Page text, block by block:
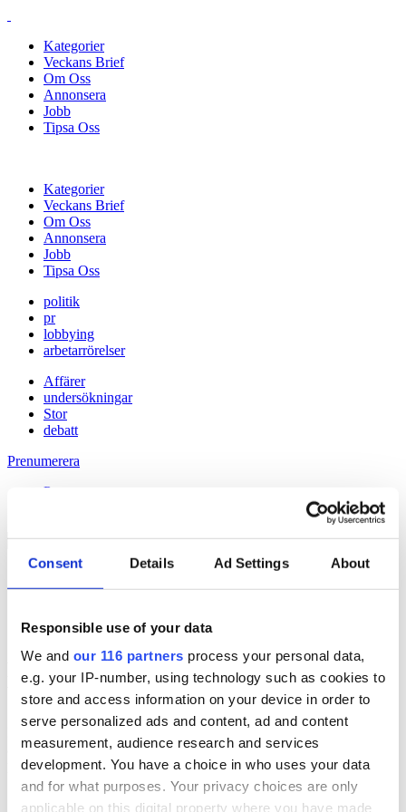
Consent Details Ad Settings About
Responsible use of your data
We and our 116 partners process your personal data,
e.g. your IP-number, using technology such as cookies to
store and access information on your device in order to
serve personalized ads and content, ad and content
measurement, audience research and services
development. You have a choice in who uses your data
and for what purposes. Your privacy choices are only
applicable on this digital property where you have made
Kategorier
Veckans Brief
Om Oss
Annonsera
Jobb
Tipsa Oss
Kategorier
Veckans Brief
Om Oss
Annonsera
Jobb
Tipsa Oss
politik
pr
lobbying
arbetarrörelser
Affärer
undersökningar
Stor
debatt
Prenumerera
Prenumerera
17 Mar 2010
Stora pr-byråers kunder vill byta byrå
Håll dig uppdaterad med
Veckans Brief!
Få exklusiv tillgång till Veckans Brief, den essentiella läsningen för
alla som driver opinionsbildning och samhällsförändring, genom en
prenumeration på Dagens Opinion.
Grundprenumeration